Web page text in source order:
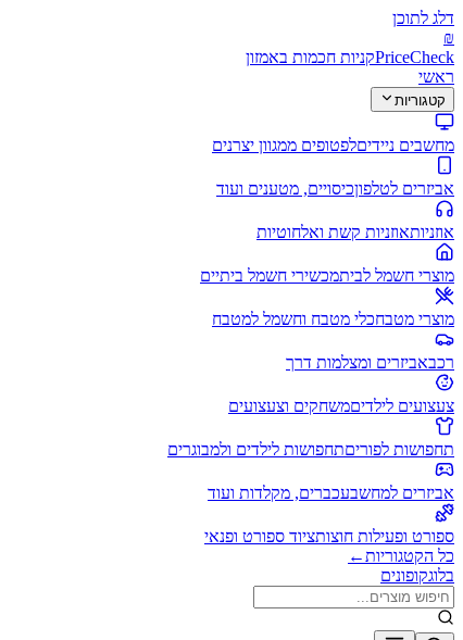
דלג לתוכן
₪
PriceCheckקניות חכמות באמזון
ראשי
קטגוריות
מחשבים ניידיםלפטופים ממגוון יצרנים
אביזרים לטלפוןכיסויים, מטענים ועוד
אוזניותאוזניות קשת ואלחוטיות
מוצרי חשמל לביתמכשירי חשמל ביתיים
מוצרי מטבחכלי מטבח וחשמל למטבח
רכבאביזרים ומצלמות דרך
צעצועים לילדיםמשחקים וצעצועים
תחפושות לפוריםתחפושות לילדים ולמבוגרים
אביזרים למחשבעכברים, מקלדות ועוד
ספורט ופעילות חוצותציוד ספורט ופנאי
כל הקטגוריות←
בלוגקופונים